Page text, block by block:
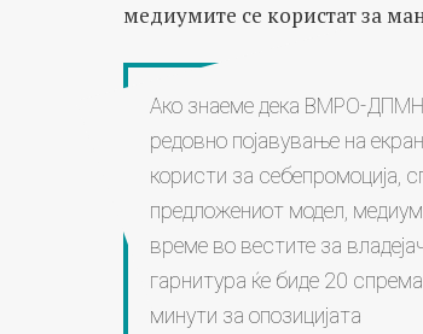
медиумите се користат за
Ако знаеме дека ВМРО-
редовно појавување на
користи за себепромоција,
предложениот модел,
време во вестите за
гарнитура ќе биде 20
минути за опозицијата